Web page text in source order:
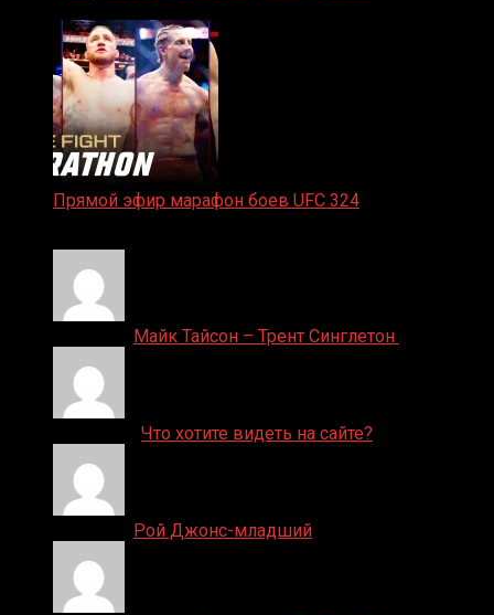
Прямой эфир марафон боев UFC 324
Майк Тайсон – Трент Синглетон
Что хотите видеть на сайте?
Рой Джонс-младший